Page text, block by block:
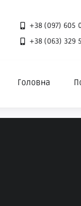
+38 (097) 605
+38 (063) 329
Головна